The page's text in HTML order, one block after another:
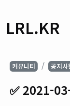
LRL.KR
커뮤니티 공지사
✅ 2021-